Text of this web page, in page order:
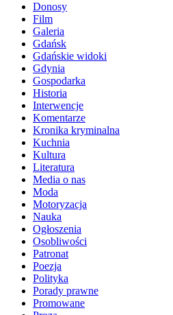
Donosy
Film
Galeria
Gdańsk
Gdańskie widoki
Gdynia
Gospodarka
Historia
Interwencje
Komentarze
Kronika kryminalna
Kuchnia
Kultura
Literatura
Media o nas
Moda
Motoryzacja
Nauka
Ogłoszenia
Osobliwości
Patronat
Poezja
Polityka
Porady prawne
Promowane